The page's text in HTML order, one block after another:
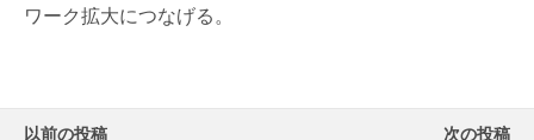
ワーク拡大につなげる。
以前の投稿 次の投稿